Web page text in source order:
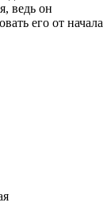
ведь он
его от начала